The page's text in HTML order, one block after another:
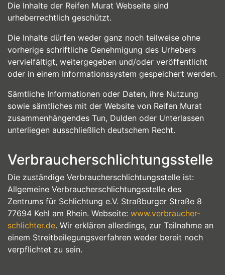
Die Inhalte der Reifen Murat Webseite sind
urheberrechtlich geschützt.
Die Inhalte dürfen weder ganz noch teilweise ohne
vorherige schriftliche Genehmigung des Urhebers
vervielfältigt, weitergegeben und/oder veröffentlicht
oder in einem Informationssystem gespeichert werden.
Sämtliche Informationen oder Daten, ihre Nutzung
sowie sämtliches mit der Website von Reifen Murat
zusammenhängendes Tun, Dulden oder Unterlassen
unterliegen ausschließlich deutschem Recht.
Verbraucherschlichtungsstelle
Die zuständige Verbraucherschlichtungsstelle ist:
Allgemeine Verbraucherschlichtungsstelle des
Zentrums für Schlichtung e.V. Straßburger Straße 8
77694 Kehl am Rhein. Webseite: www.verbraucher-
schlichter.de. Wir erklären allerdings, zur Teilnahme an
einem Streitbeilegungsverfahren weder bereit noch
verpflichtet zu sein.